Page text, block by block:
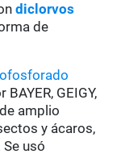
diclorvos
de
GEIGY,
amplio
y ácaros,
usó